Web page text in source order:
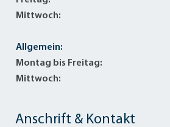
Anschrift & Kontakt
Mittwoch:
Allgemein:
Montag bis Freitag:
Mittwoch: